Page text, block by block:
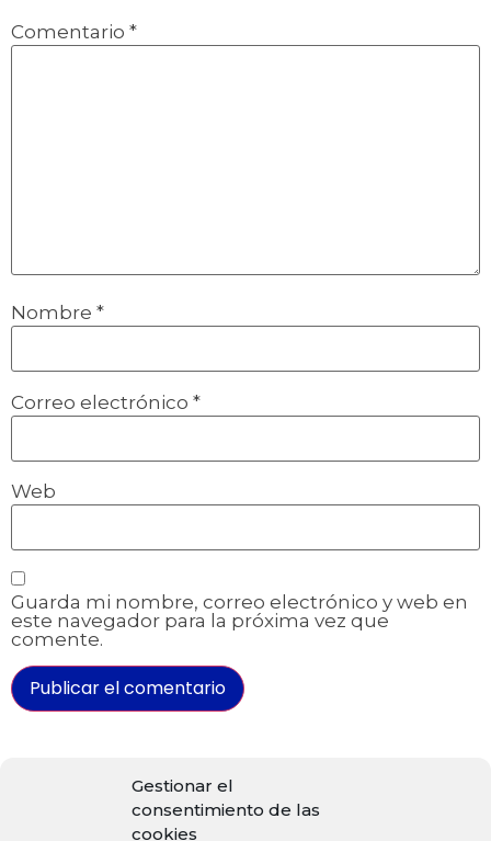
Gestionar el
consentimiento de las
cookies
Comentario *
Nombre *
Correo electrónico *
Web
Guarda mi nombre, correo electrónico y web en
este navegador para la próxima vez que
comente.